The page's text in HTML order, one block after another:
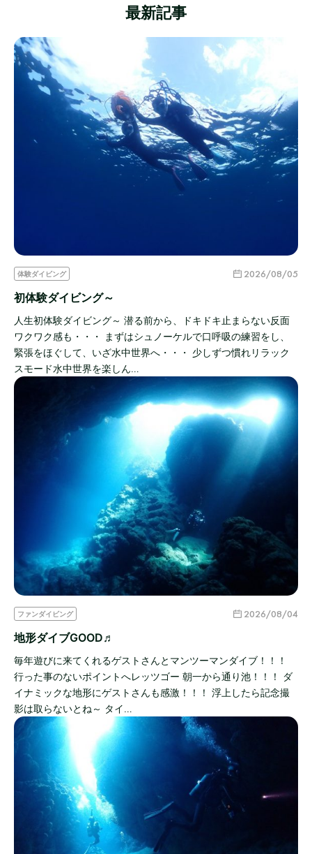
最新記事
体験ダイビング 2026/08/05
初体験ダイビング～
人生初体験ダイビング～ 潜る前から、ドキドキ止まらない反面
ワクワク感も・・・ まずはシュノーケルで口呼吸の練習をし、
緊張をほぐして、いざ水中世界へ・・・ 少しずつ慣れリラック
スモード水中世界を楽しん…
ファンダイビング 2026/08/04
地形ダイブGOOD♬
毎年遊びに来てくれるゲストさんとマンツーマンダイブ！！！
行った事のないポイントへレッツゴー 朝一から通り池！！！ ダ
イナミックな地形にゲストさんも感激！！！ 浮上したら記念撮
影は取らないとね～ タイ…